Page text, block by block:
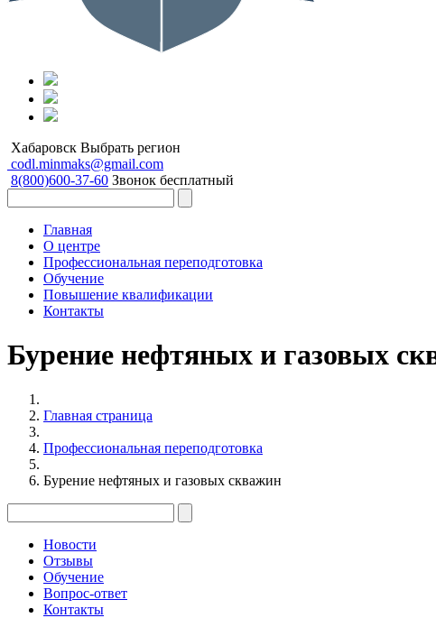
Хабаровск Выбрать регион
codl.minmaks@gmail.com
8(800)600-37-60 Звонок бесплатный
Главная
О центре
Профессиональная переподготовка
Обучение
Повышение квалификации
Контакты
Бурение нефтяных и газовых
Главная страница
Профессиональная переподготовка
Бурение нефтяных и газовых скважин
Новости
Отзывы
Обучение
Вопрос-ответ
Контакты